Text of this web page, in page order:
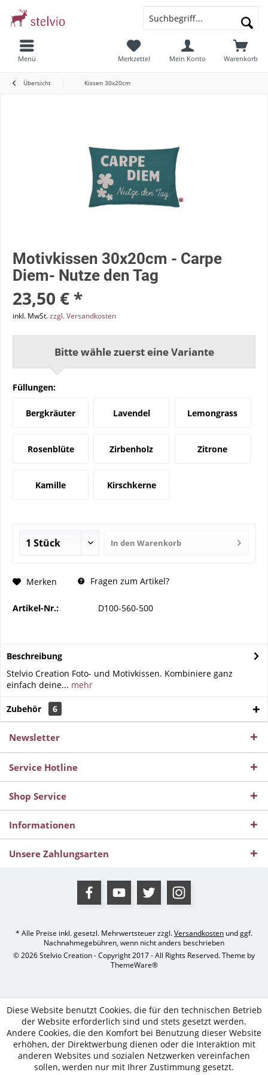
Menü Warenkorb
Merkzettel Mein Konto
Übersicht Kissen 30x20cm
Motivkissen 30x20cm - Carpe
Diem- Nutze den Tag
23,50 € *
inkl. MwSt.zzgl. Versandkosten
Bitte wähle zuerst eine Variante
Füllungen:
Bergkräuter Lavendel Lemongrass
Rosenblüte Zirbenholz Zitrone
Kamille Kirschkerne
In den Warenkorb
Merken Fragen zum Artikel?
Artikel-Nr.: D100-560-500
Beschreibung
Stelvio Creation Foto- und Motivkissen. Kombiniere ganz
einfach deine... mehr
Zubehör 6
Newsletter
Service Hotline
Shop Service
Informationen
Unsere Zahlungsarten
* Alle Preise inkl. gesetzl. Mehrwertsteuer zzgl.Versandkosten und ggf.
Nachnahmegebühren, wenn nicht anders beschrieben
© 2026 Stelvio Creation - Copyright 2017 - All Rights Reserved. Theme by
ThemeWare®
Diese Website benutzt Cookies, die für den technischen Betrieb
der Website erforderlich sind und stets gesetzt werden.
Andere Cookies, die den Komfort bei Benutzung dieser Website
erhöhen, der Direktwerbung dienen oder die Interaktion mit
anderen Websites und sozialen Netzwerken vereinfachen
sollen, werden nur mit Ihrer Zustimmung gesetzt.